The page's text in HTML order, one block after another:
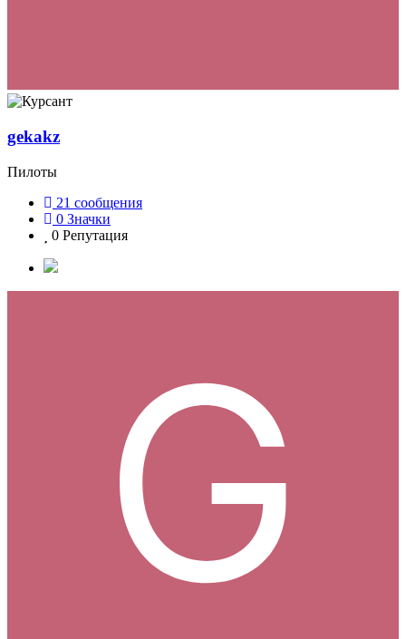
gekakz
Пилоты
21 сообщения
0 Значки
0 Репутация